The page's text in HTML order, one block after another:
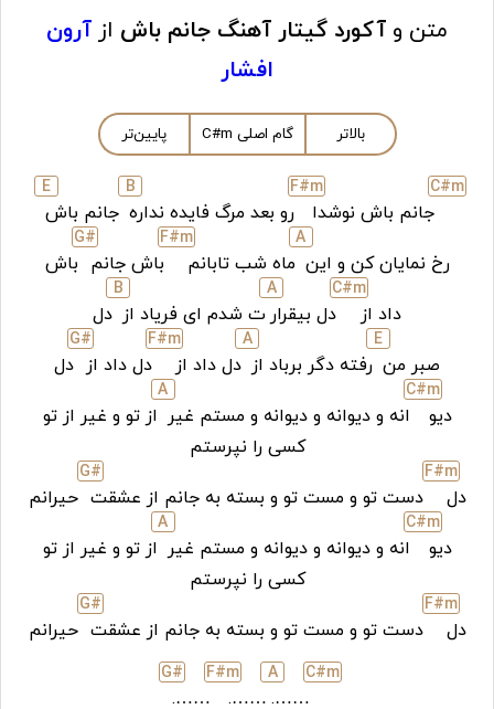
متن و آکورد گیتار آهنگ جانم باش از آرون
افشار
بالاتر گام اصلی C#m پایین‌تر
C#m
جانم باش نوشدا
F#m
رو بعد مرگ فایده نداره
B
جانم باش
E
رخ نمایان کن و این
A
ماه شب تابانم
F#m
باش جانم
G#
باش
داد از
C#m
دل بیقرار
A
ت شدم ای فریاد از
B
دل
صبر من
E
رفته دگر برباد از
A
دل داد از
F#m
دل داد از
G#
دل
دیو
C#m
انه و دیوانه و دیوانه و مستم غیر
A
از تو و غیر از تو
کسی را نپرستم
دل
F#m
دست تو و مست تو و بسته به جانم از عشقت
G#
حیرانم
دیو
C#m
انه و دیوانه و دیوانه و مستم غیر
A
از تو و غیر از تو
کسی را نپرستم
دل
F#m
دست تو و مست تو و بسته به جانم از عشقت
G#
حیرانم
C#m
…….
A
…….
F#m
…….
G#